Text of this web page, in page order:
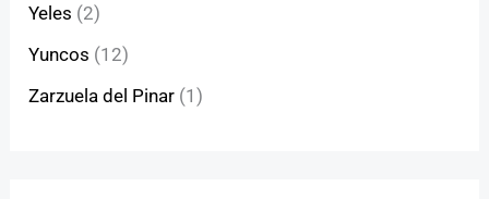
Yeles (2)
Yuncos (12)
Zarzuela del Pinar (1)